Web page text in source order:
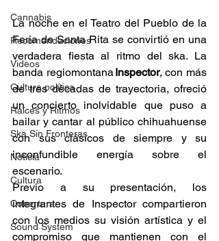
Cannabis
Recomendaciones
Videos
Cultura política
Raíces y Ritmos
Ska Sin Fronteras
Noticia
Cultura
Cobertura
Sound System
La noche en el Teatro del Pueblo de la
Feria de Santa Rita se convirtió en una
verdadera fiesta al ritmo del ska. La
banda regiomontana Inspector, con más
de tres décadas de trayectoria, ofreció
un concierto inolvidable que puso a
bailar y cantar al público chihuahuense
con sus clásicos de siempre y su
inconfundible energía sobre el
escenario.
Previo a su presentación, los
integrantes de Inspector compartieron
con los medios su visión artística y el
compromiso que mantienen con el